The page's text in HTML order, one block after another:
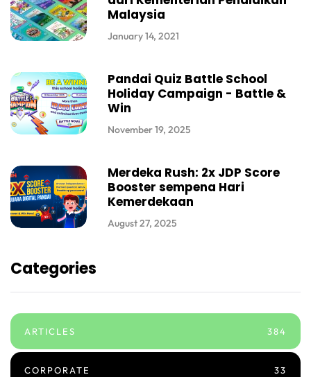
Malaysia
January 14, 2021
Pandai Quiz Battle School
Holiday Campaign - Battle &
Win
November 19, 2025
Merdeka Rush: 2x JDP Score
Booster sempena Hari
Kemerdekaan
August 27, 2025
Categories
ARTICLES 384
CORPORATE 33